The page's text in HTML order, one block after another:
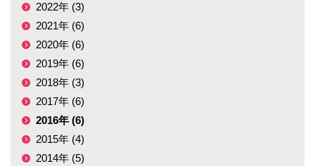
2022年 (3)
2021年 (6)
2020年 (6)
2019年 (6)
2018年 (3)
2017年 (6)
2016年 (6)
2015年 (4)
2014年 (5)